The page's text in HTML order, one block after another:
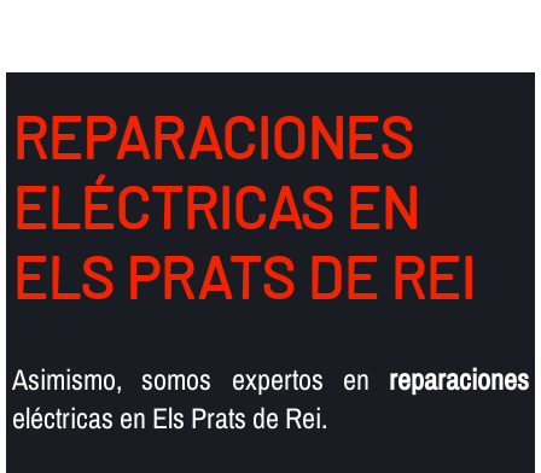
REPARACIONES
ELÉCTRICAS EN
ELS PRATS DE REI
Asimismo, somos expertos en reparaciones
eléctricas en Els Prats de Rei.